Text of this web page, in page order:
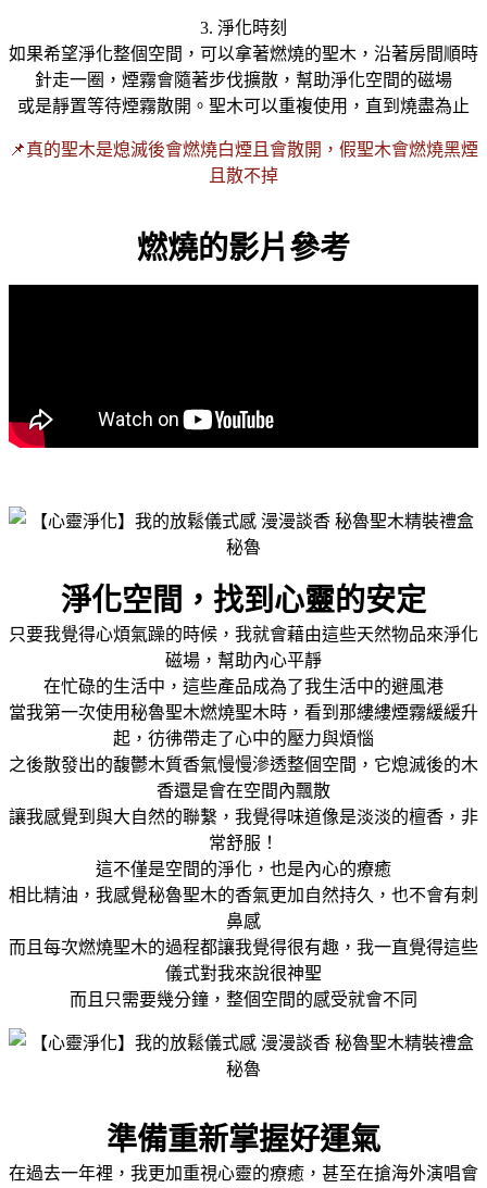
3. 淨化時刻
如果希望淨化整個空間，可以拿著燃燒的聖木，沿著房間順時
針走一圈，煙霧會隨著步伐擴散，幫助淨化空間的磁場
或是靜置等待煙霧散開。聖木可以重複使用，直到燒盡為止
📌真的聖木是熄滅後會燃燒白煙且會散開，假聖木會燃燒黑煙
且散不掉
燃燒的影片參考
淨化空間，找到心靈的安定
只要我覺得心煩氣躁的時候，我就會藉由這些天然物品來淨化
磁場，幫助內心平靜
在忙碌的生活中，這些產品成為了我生活中的避風港
當我第一次使用秘魯聖木燃燒聖木時，看到那縷縷煙霧緩緩升
起，彷彿帶走了心中的壓力與煩惱
之後散發出的馥鬱木質香氣慢慢滲透整個空間，它熄滅後的木
香還是會在空間內飄散
讓我感覺到與大自然的聯繫，我覺得味道像是淡淡的檀香，非
常舒服！
這不僅是空間的淨化，也是內心的療癒
相比精油，我感覺秘魯聖木的香氣更加自然持久，也不會有刺
鼻感
而且每次燃燒聖木的過程都讓我覺得很有趣，我一直覺得這些
儀式對我來說很神聖
而且只需要幾分鐘，整個空間的感受就會不同
準備重新掌握好運氣
在過去一年裡，我更加重視心靈的療癒，甚至在搶海外演唱會